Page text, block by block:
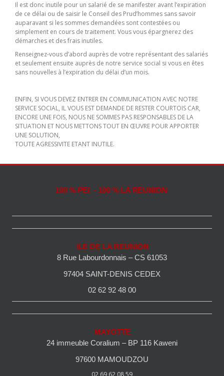
Il est donc inutile pour un salarié de se manifester avant l’expiration
de ce délai ou de saisir le Conseil des Prud’hommes sans savoir
auparavant si les sommes demandées sont contestées ou
simplement en cours de traitement. Vous vous épargnerez des
démarches et des frais inutiles.
Renseignez-vous d’abord auprès de votre représentant des salariés
et seulement ensuite auprès de notre service social si vous en êtes
sans nouvelles à l’expiration du délai d’un mois.
ENFIN, SI VOUS DEVEZ ENTRER EN COMMUNICATION AVEC NOTRE
SERVICE SOCIAL, IL VOUS EST DEMANDE DE RESTER COURTOIS CAR,
ENCORE UNE FOIS, NOUS NE SOMMES PAS RESPONSABLES DE LA
SITUATION ET NOUS METTONS TOUT EN ŒUVRE POUR APPORTER
UNE SOLUTION,
TOUTE AGRESSIVITE ETANT INUTILE.
100 % PEI - 100 % LA REUNION
ILE DE LA REUNION
8 Rue Labourdonnais – CS 61053
97404 SAINT-DENIS CEDEX
02 62 92 48 00
MAYOTTE
24 immeuble Coralium – BP 116 Kaweni
97600 MAMOUDZOU
02 69 62 08 59